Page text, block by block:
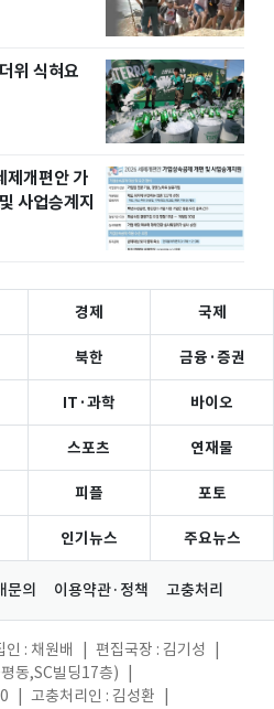
위 식혀요
개편안 가
사업승계지
경제 국제
북한 금융·증권
IT·과학 바이오
스포츠 연재물
피플 포토
인기뉴스 주요뉴스
문의 이용약관·정책 고충처리
인 : 채원배 편집국장 : 김기성
동,SC빌딩17층)
고충처리인 : 김성환